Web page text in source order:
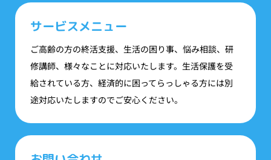
サービスメニュー
ご高齢の方の終活支援、生活の困り事、悩み相談、研
修講師、様々なことに対応いたします。生活保護を受
給されている方、経済的に困ってらっしゃる方には別
途対応いたしますのでご安心ください。